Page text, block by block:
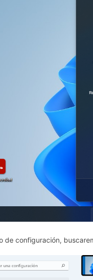
de configuración,